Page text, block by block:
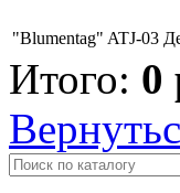
"Blumentag" ATJ-03
Итого: 0